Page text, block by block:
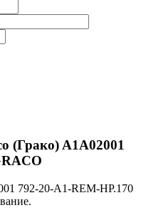
(Грако) A1A02001
792-20-A1-REM-HP.170